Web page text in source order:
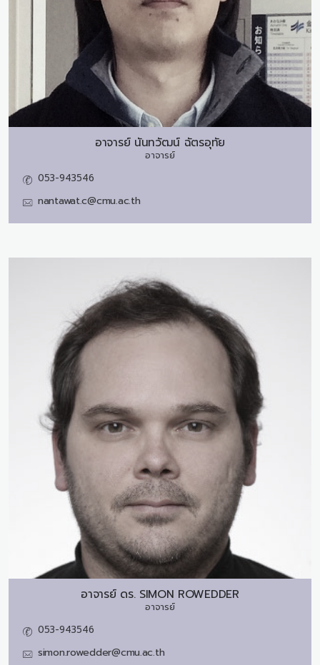
อาจารย์ นันทวัฒน์ ฉัตรอุทัย
อาจารย์
053-943546
nantawat.c@cmu.ac.th
อาจารย์ ดร. SIMON ROWEDDER
อาจารย์
053-943546
simon.rowedder@cmu.ac.th